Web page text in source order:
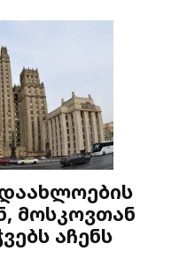
მოსკოვთან
აჩენს